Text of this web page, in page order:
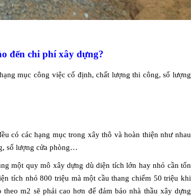
đến chi phí xây dựng?
mục công việc cố định, chất lượng thi công, số lượng
có các hạng mục trong xây thô và hoàn thiện như nhau
số lượng cửa phòng…
một quy mô xây dựng dù diện tích lớn hay nhỏ cần tốn
tích nhỏ 800 triệu mà một cầu thang chiếm 50 triệu khi
m2 sẽ phải cao hơn để đảm bảo nhà thầu xây dựng